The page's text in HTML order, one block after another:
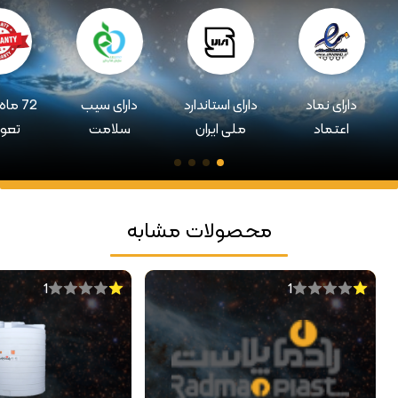
دارای نماد
اعتماد
دارای استاندارد
ملی ایران
دارای سیب
سلامت
72
محصولات مشابه
1
1